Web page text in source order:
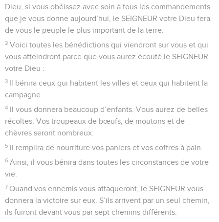
Dieu, si vous obéissez avec soin à tous les commandements
que je vous donne aujourd’hui, le SEIGNEUR votre Dieu fera
de vous le peuple le plus important de la terre.
2 Voici toutes les bénédictions qui viendront sur vous et qui
vous atteindront parce que vous aurez écouté le SEIGNEUR
votre Dieu :
3 Il bénira ceux qui habitent les villes et ceux qui habitent la
campagne.
4 Il vous donnera beaucoup d’enfants. Vous aurez de belles
récoltes. Vos troupeaux de bœufs, de moutons et de
chèvres seront nombreux.
5 Il remplira de nourriture vos paniers et vos coffres à pain.
6 Ainsi, il vous bénira dans toutes les circonstances de votre
vie.
7 Quand vos ennemis vous attaqueront, le SEIGNEUR vous
donnera la victoire sur eux. S’ils arrivent par un seul chemin,
ils fuiront devant vous par sept chemins différents.